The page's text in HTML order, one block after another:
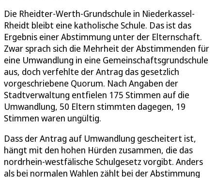
Die Rheidter-Werth-Grundschule in Niederkassel-
Rheidt bleibt eine katholische Schule. Das ist das
Ergebnis einer Abstimmung unter der Elternschaft.
Zwar sprach sich die Mehrheit der Abstimmenden für
eine Umwandlung in eine Gemeinschaftsgrundschule
aus, doch verfehlte der Antrag das gesetzlich
vorgeschriebene Quorum. Nach Angaben der
Stadtverwaltung entfielen 175 Stimmen auf die
Umwandlung, 50 Eltern stimmten dagegen, 19
Stimmen waren ungültig.
Dass der Antrag auf Umwandlung gescheitert ist,
hängt mit den hohen Hürden zusammen, die das
nordrhein-westfälische Schulgesetz vorgibt. Anders
als bei normalen Wahlen zählt bei der Abstimmung